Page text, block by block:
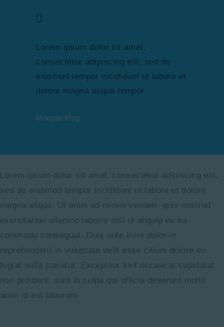
Lorem ipsum dolor sit amet,
consectetur adipiscing elit, sed do
eiusmod tempor incididunt ut labore et
dolore magna aliqua tempor
Morgan King
Lorem ipsum dolor sit amet, consectetur adipiscing elit,
sed do eiusmod tempor incididunt ut labore et dolore
magna aliqua. Ut enim ad minim veniam, quis nostrud
exercitation ullamco laboris nisi ut aliquip ex ea
commodo consequat. Duis aute irure dolor in
reprehenderit in voluptate velit esse cillum dolore eu
fugiat nulla pariatur. Excepteur sint occaecat cupidatat
non proident, sunt in culpa qui officia deserunt mollit
anim id est laborum.